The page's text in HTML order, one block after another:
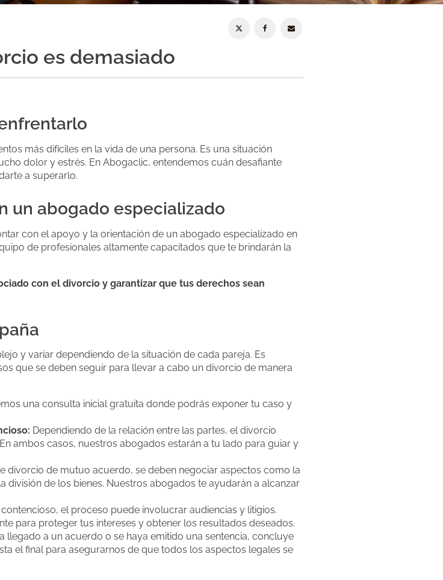
es demasiado
más difíciles en la vida de una persona. Es una situación
dolor y estrés. En Abogaclic, entendemos cuán desafiante
a superarlo.
un abogado especializado
con el apoyo y la orientación de un abogado especializado en
de profesionales altamente capacitados que te brindarán la
con el divorcio y garantizar que tus derechos sean
y variar dependiendo de la situación de cada pareja. Es
que se deben seguir para llevar a cabo un divorcio de manera
una consulta inicial gratuita donde podrás exponer tu caso y
Dependiendo de la relación entre las partes, el divorcio
ambos casos, nuestros abogados estarán a tu lado para guiar y
divorcio de mutuo acuerdo, se deben negociar aspectos como la
división de los bienes. Nuestros abogados te ayudarán a alcanzar
el proceso puede involucrar audiencias y litigios.
para proteger tus intereses y obtener los resultados deseados.
llegado a un acuerdo o se haya emitido una sentencia, concluye
el final para asegurarnos de que todos los aspectos legales se